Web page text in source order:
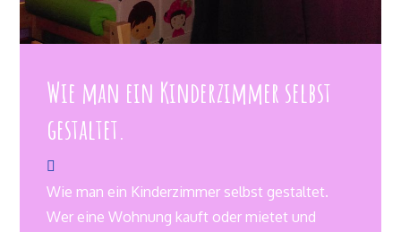
Wie man ein Kinderzimmer selbst
gestaltet.
Wie man ein Kinderzimmer selbst gestaltet.
Wer eine Wohnung kauft oder mietet und